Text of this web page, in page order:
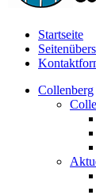
Startseite
Collenberg